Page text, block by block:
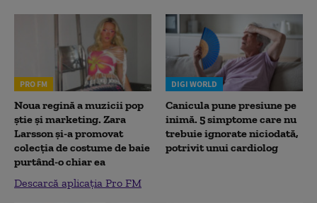
PRO FM
Noua regină a muzicii pop
știe și marketing. Zara
Larsson și-a promovat
colecția de costume de baie
purtând-o chiar ea
Descarcă aplicația Pro FM
DIGI WORLD
Canicula pune presiune pe
inimă. 5 simptome care nu
trebuie ignorate niciodată,
potrivit unui cardiolog